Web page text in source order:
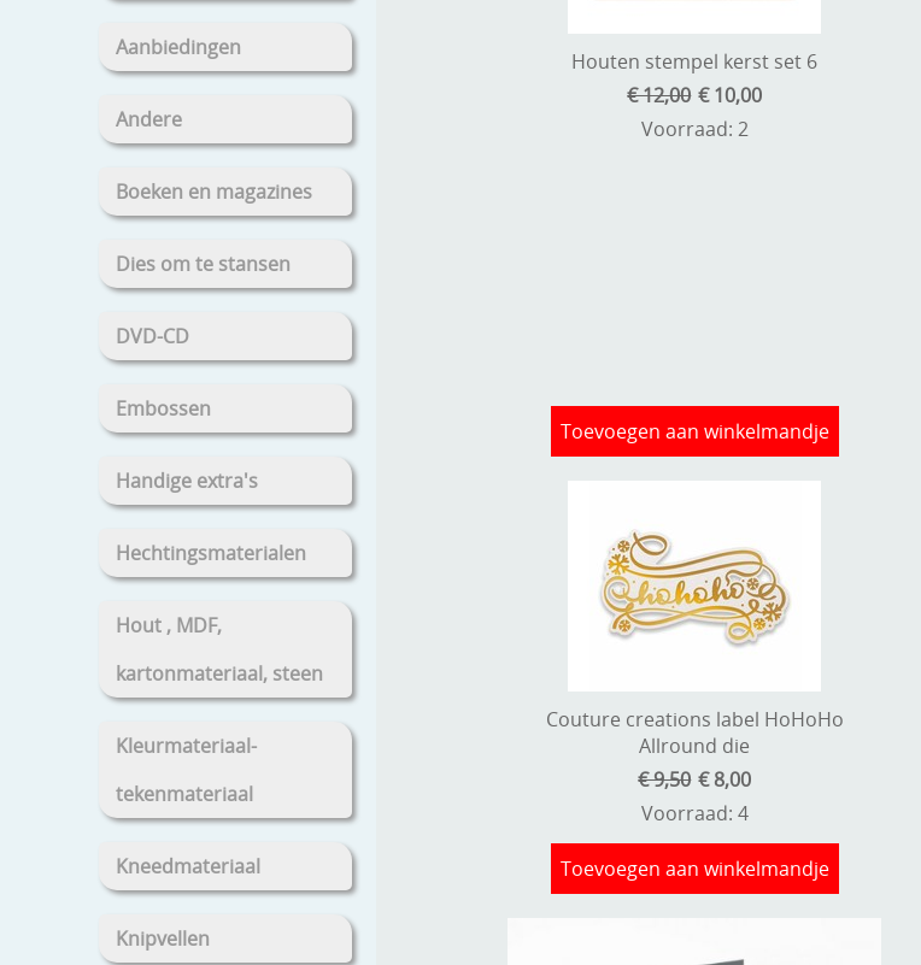
Aanbiedingen
Andere
Boeken en magazines
Dies om te stansen
DVD-CD
Embossen
Handige extra's
Hechtingsmaterialen
Hout , MDF,
kartonmateriaal, steen
Kleurmateriaal-
tekenmateriaal
Kneedmateriaal
Knipvellen
Houten stempel kerst set 6
€ 12,00 € 10,00
Voorraad: 2
Toevoegen aan winkelmandje
Couture creations label HoHoHo
Allround die
€ 9,50 € 8,00
Voorraad: 4
Toevoegen aan winkelmandje